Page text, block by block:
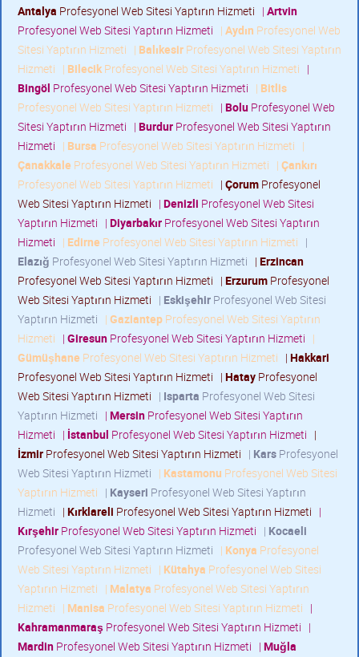
Antalya Profesyonel Web Sitesi Yaptırın Hizmeti | Artvin
Profesyonel Web Sitesi Yaptırın Hizmeti | Aydın Profesyonel Web
Sitesi Yaptırın Hizmeti | Balıkesir Profesyonel Web Sitesi Yaptırın
Hizmeti | BilecikProfesyonel Web Sitesi Yaptırın Hizmeti |
Bingöl Profesyonel Web Sitesi Yaptırın Hizmeti | Bitlis
Profesyonel Web Sitesi Yaptırın Hizmeti | Bolu Profesyonel Web
Sitesi Yaptırın Hizmeti | Burdur Profesyonel Web Sitesi Yaptırın
Hizmeti | Bursa Profesyonel Web Sitesi Yaptırın Hizmeti |
Çanakkale Profesyonel Web Sitesi Yaptırın Hizmeti | Çankırı
Profesyonel Web Sitesi Yaptırın Hizmeti | Çorum Profesyonel
Web Sitesi Yaptırın Hizmeti | Denizli Profesyonel Web Sitesi
Yaptırın Hizmeti | Diyarbakır Profesyonel Web Sitesi Yaptırın
Hizmeti | Edirne Profesyonel Web Sitesi Yaptırın Hizmeti |
Elazığ Profesyonel Web Sitesi Yaptırın Hizmeti | Erzincan
Profesyonel Web Sitesi Yaptırın Hizmeti | Erzurum Profesyonel
Web Sitesi Yaptırın Hizmeti | Eskişehir Profesyonel Web Sitesi
Yaptırın Hizmeti | Gaziantep Profesyonel Web Sitesi Yaptırın
Hizmeti | Giresun Profesyonel Web Sitesi Yaptırın Hizmeti |
Gümüşhane Profesyonel Web Sitesi Yaptırın Hizmeti | Hakkari
Profesyonel Web Sitesi Yaptırın Hizmeti | Hatay Profesyonel
Web Sitesi Yaptırın Hizmeti | Isparta Profesyonel Web Sitesi
Yaptırın Hizmeti | Mersin Profesyonel Web Sitesi Yaptırın
Hizmeti | İstanbul Profesyonel Web Sitesi Yaptırın Hizmeti |
İzmir Profesyonel Web Sitesi Yaptırın Hizmeti | Kars Profesyonel
Web Sitesi Yaptırın Hizmeti | Kastamonu Profesyonel Web Sitesi
Yaptırın Hizmeti | Kayseri Profesyonel Web Sitesi Yaptırın
Hizmeti | Kırklareli Profesyonel Web Sitesi Yaptırın Hizmeti |
Kırşehir Profesyonel Web Sitesi Yaptırın Hizmeti | Kocaeli
Profesyonel Web Sitesi Yaptırın Hizmeti | Konya Profesyonel
Web Sitesi Yaptırın Hizmeti | Kütahya Profesyonel Web Sitesi
Yaptırın Hizmeti | Malatya Profesyonel Web Sitesi Yaptırın
Hizmeti | Manisa Profesyonel Web Sitesi Yaptırın Hizmeti |
Kahramanmaraş Profesyonel Web Sitesi Yaptırın Hizmeti |
Mardin Profesyonel Web Sitesi Yaptırın Hizmeti | Muğla